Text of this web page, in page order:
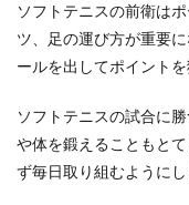
ソフトテニスの前衛は
ツ、足の運び方が重要
ールを出してポイント
ソフトテニスの試合に
や体を鍛えることもと
ず毎日取り組むようにし